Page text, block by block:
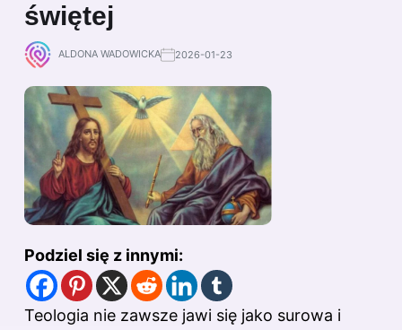
świętej
ALDONA WADOWICKA 2026-01-23
Podziel się z innymi:
Teologia nie zawsze jawi się jako surowa i